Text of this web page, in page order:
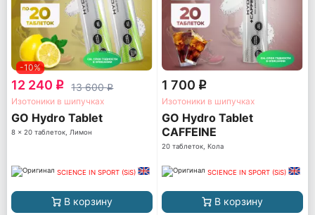
-10%
12 240 q 13 600q
Изотоники в шипучках
GO Hydro Tablet
8 x 20 таблеток, Лимон
SCIENCE IN SPORT (SiS)
В корзину
1 700 q
Изотоники в шипучках
GO Hydro Tablet
CAFFEINE
20 таблеток, Кола
SCIENCE IN SPORT (SiS)
В корзину